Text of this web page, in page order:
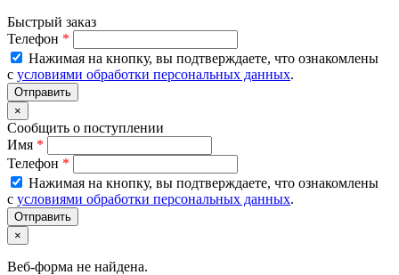
Быстрый заказ
Телефон *
Нажимая на кнопку, вы подтверждаете, что ознакомлены
с условиями обработки персональных данных.
×
Сообщить о поступлении
Имя *
Телефон *
Нажимая на кнопку, вы подтверждаете, что ознакомлены
с условиями обработки персональных данных.
×
Веб-форма не найдена.